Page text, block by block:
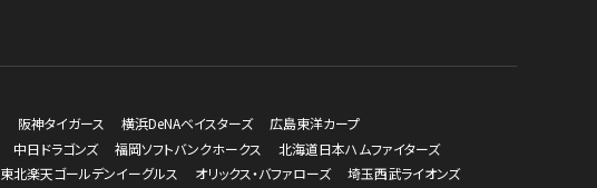
阪神タイガース 横浜DeNAベイスターズ
広島東洋カープ
中日ドラゴンズ 福岡ソフトバンクホークス
北海道日本ハムファイターズ
東北楽天ゴールデンイーグルス オリックス・バファローズ 埼玉西武ライオンズ